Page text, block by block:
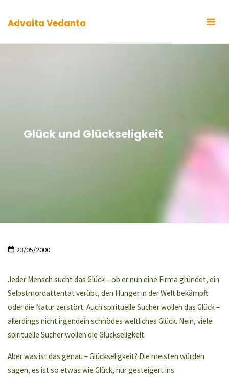
Inhalt
Advaita Vedanta
Glück und Glückseligkeit
23/05/2000
Jeder Mensch sucht das Glück – ob er nun eine Firma gründet, ein
Selbstmordattentat verübt, den Hunger in der Welt bekämpft
oder die Natur zerstört. Auch spirituelle Sucher wollen das Glück –
allerdings nicht irgendein schnödes weltliches Glück. Nein, viele
spirituelle Sucher wollen die Glückseligkeit.
Aber was ist das genau – Glückseligkeit? Die meisten würden
sagen, es ist so etwas wie Glück, nur gesteigert ins